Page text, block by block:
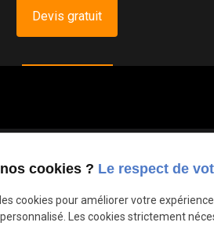
Devis gratuit
88 36 39
surtaxé
cookies ? Le respect de
cookies pour améliorer votre
Les cookies strictement